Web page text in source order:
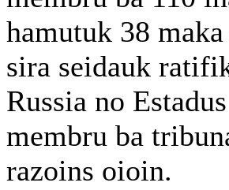
hamutuk 38
sira seidauk
Russia no
membru ba
razoins oioin.